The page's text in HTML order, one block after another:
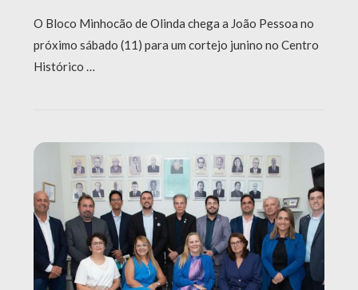
O Bloco Minhocão de Olinda chega a João Pessoa no
próximo sábado (11) para um cortejo junino no Centro
Histórico …